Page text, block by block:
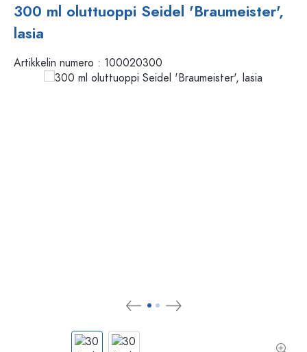
300 ml oluttuoppi Seidel 'Braumeister',
lasia
Artikkelin numero : 100020300